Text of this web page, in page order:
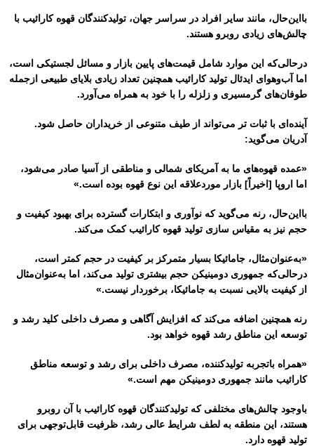
بااین‌حال، مانند سایر افراد در سراسر جهان، تولیدکنندگان قهوه کارائیب با
چالش‌های زیادی روبرو هستند.
درحالی‌که این موارد شامل قیمت‌های پایین بازار و مسائل لجستیکی است،
اما آب‌وهوای ایدئال تولید کارائیب همچنین تعداد زیادی بلایای طبیعی ازجمله
طوفان‌های گرمسیری و زلزله را با خود به همراه می‌آورد.
آینده‌ای با ثبات تر می‌تواند از طیف متنوعی از خریداران حاصل شود.
آدریان می‌گوید:
«عمده قهوه‌های ما به آمریکای شمالی و مناطقی از آسیا صادر می‌شود،
اما اروپا [اخیراً] بازار موردعلاقه این نوع قهوه بوده است.»
بااین‌حال، رنه می‌گوید که نوآوری و ابتکارات گسترده برای بهبود کیفیت و
حجم نیز به مقیاس سازی تولید قهوه کارائیب کمک می‌کند.
«به‌عنوان‌مثال، جامائیکا بسیار متمرکز بر کیفیت در حجم کمتر است،
درحالی‌که جمهوری دومینیکن حجم بیشتری تولید می‌کند، اما به‌عنوان‌مثال
از کیفیت بالایی نسبت به جامائیکا، برخوردار نیست.»
رنه همچنین اضافه می‌کند که افزایش آگاهی و مصرف داخلی کلید رشد و
توسعه این مناطق رشد قهوه خواهد بود.
«همراه باتجربه تولیدکننده، مصرف داخلی برای رشد و توسعه مناطق
کارائیب مانند جمهوری دومینیکن مهم است.»
باوجود چالش‌های مختلفی که تولیدکنندگان قهوه کارائیب با آن روبرو
هستند، این منطقه به لطف شرایط عالی رشد، ظرفیت قابل‌توجهی برای
تولید قهوه دارد.